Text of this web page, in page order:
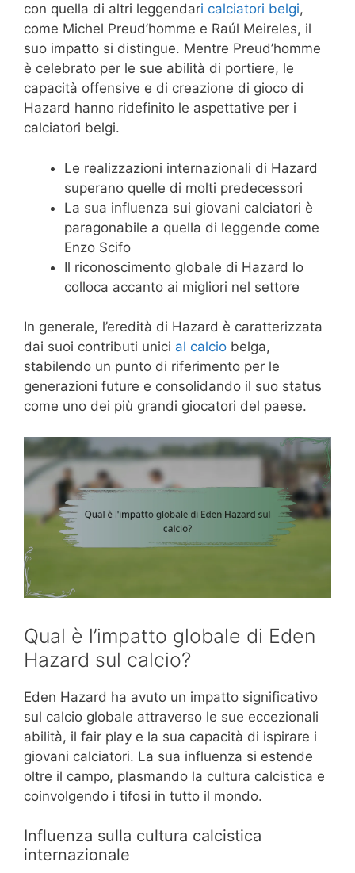
con quella di altri leggendari calciatori belgi,
come Michel Preud’homme e Raúl Meireles, il
suo impatto si distingue. Mentre Preud’homme
è celebrato per le sue abilità di portiere, le
capacità offensive e di creazione di gioco di
Hazard hanno ridefinito le aspettative per i
calciatori belgi.
Le realizzazioni internazionali di Hazard
superano quelle di molti predecessori
La sua influenza sui giovani calciatori è
paragonabile a quella di leggende come
Enzo Scifo
Il riconoscimento globale di Hazard lo
colloca accanto ai migliori nel settore
In generale, l’eredità di Hazard è caratterizzata
dai suoi contributi unici al calcio belga,
stabilendo un punto di riferimento per le
generazioni future e consolidando il suo status
come uno dei più grandi giocatori del paese.
Qual è l’impatto globale di Eden
Hazard sul calcio?
Eden Hazard ha avuto un impatto significativo
sul calcio globale attraverso le sue eccezionali
abilità, il fair play e la sua capacità di ispirare i
giovani calciatori. La sua influenza si estende
oltre il campo, plasmando la cultura calcistica e
coinvolgendo i tifosi in tutto il mondo.
Influenza sulla cultura calcistica
internazionale